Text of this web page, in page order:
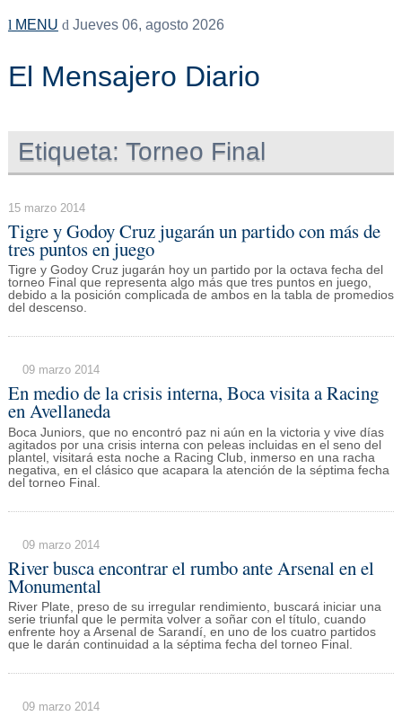
MENU Jueves 06, agosto 2026
El Mensajero Diario
Etiqueta: Torneo Final
15 marzo 2014
Tigre y Godoy Cruz jugarán un partido con más de
tres puntos en juego
Tigre y Godoy Cruz jugarán hoy un partido por la octava fecha del
torneo Final que representa algo más que tres puntos en juego,
debido a la posición complicada de ambos en la tabla de promedios
del descenso.
09 marzo 2014
En medio de la crisis interna, Boca visita a Racing
en Avellaneda
Boca Juniors, que no encontró paz ni aún en la victoria y vive días
agitados por una crisis interna con peleas incluidas en el seno del
plantel, visitará esta noche a Racing Club, inmerso en una racha
negativa, en el clásico que acapara la atención de la séptima fecha
del torneo Final.
09 marzo 2014
River busca encontrar el rumbo ante Arsenal en el
Monumental
River Plate, preso de su irregular rendimiento, buscará iniciar una
serie triunfal que le permita volver a soñar con el título, cuando
enfrente hoy a Arsenal de Sarandí, en uno de los cuatro partidos
que le darán continuidad a la séptima fecha del torneo Final.
09 marzo 2014